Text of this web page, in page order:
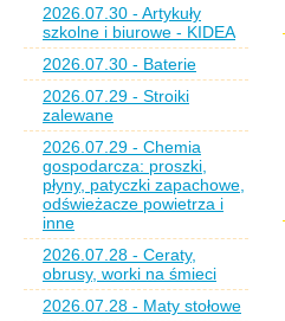
2026.07.30 - Artykuły
szkolne i biurowe - KIDEA
2026.07.30 - Baterie
2026.07.29 - Stroiki
zalewane
2026.07.29 - Chemia
gospodarcza: proszki,
płyny, patyczki zapachowe,
odświeżacze powietrza i
inne
2026.07.28 - Ceraty,
obrusy, worki na śmieci
2026.07.28 - Maty stołowe